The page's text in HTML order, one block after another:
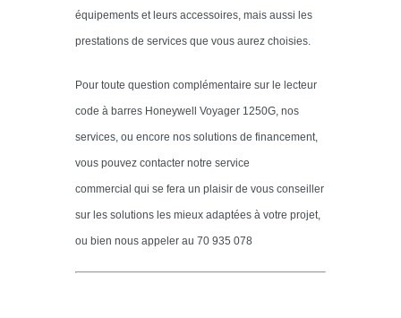
équipements et leurs accessoires, mais aussi les
prestations de services que vous aurez choisies.
Pour toute question complémentaire sur le lecteur
code à barres Honeywell Voyager 1250G, nos
services, ou encore nos solutions de financement,
vous pouvez contacter notre service
commercial qui se fera un plaisir de vous conseiller
sur les solutions les mieux adaptées à votre projet,
ou bien nous appeler au 70 935 078